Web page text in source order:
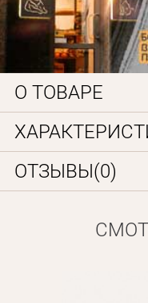
О ТОВАРЕ
ОТЗЫВЫ(0)
Личные данные
Вам на почту будет